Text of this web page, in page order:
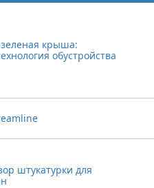
крыша:
обустройства
штукатурки для